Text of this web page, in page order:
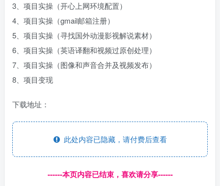
3、项目实操（开心上网环境配置）
4、项目实操（gmail邮箱注册）
5、项目实操（寻找国外动漫影视解说素材）
6、项目实操（英语译翻和视频过原创处理）
7、项目实操（图像和声音合并及视频发布）
8、项目变现
下载地址：
此处内容已隐藏，请付费后查看
------本页内容已结束，喜欢请分享------